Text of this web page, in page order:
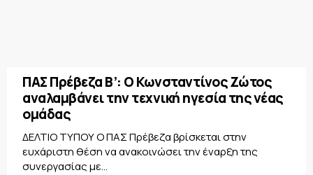
ΠΑΣ Πρέβεζα Β’: Ο Κωνσταντίνος Ζώτος
αναλαμβάνει την τεχνική ηγεσία της νέας
ομάδας
ΔΕΛΤΙΟ ΤΥΠΟΥ Ο ΠΑΣ Πρέβεζα βρίσκεται στην
ευχάριστη θέση να ανακοινώσει την έναρξη της
συνεργασίας με...